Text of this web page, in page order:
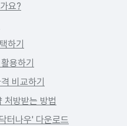
요?
하기
용하기
비교하기
처방받는 방법
터나우' 다운로드